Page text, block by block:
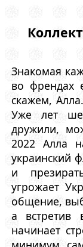
Знакомая
во френдах
скажем,
Уже лет
дружили,
2022 Алла
украинский
и
угрожает
общение,
а встретив
начинает